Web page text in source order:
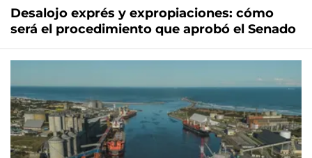
Desalojo exprés y expropiaciones: cómo
será el procedimiento que aprobó el Senado